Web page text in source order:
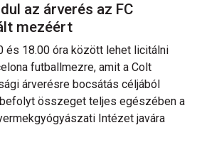
az árverés az FC
mezéért
és 18.00 óra között lehet licitálni
futballmezre, amit a Colt
árverésre bocsátás céljából
összeget teljes egészében a
Intézet javára